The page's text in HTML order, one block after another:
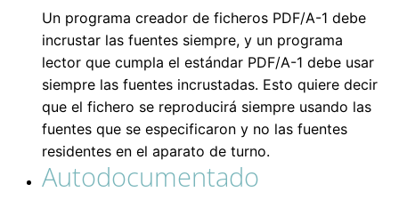
Un programa creador de ficheros PDF/A-1 debe
incrustar las fuentes siempre, y un programa
lector que cumpla el estándar PDF/A-1 debe usar
siempre las fuentes incrustadas. Esto quiere decir
que el fichero se reproducirá siempre usando las
fuentes que se especificaron y no las fuentes
residentes en el aparato de turno.
Autodocumentado